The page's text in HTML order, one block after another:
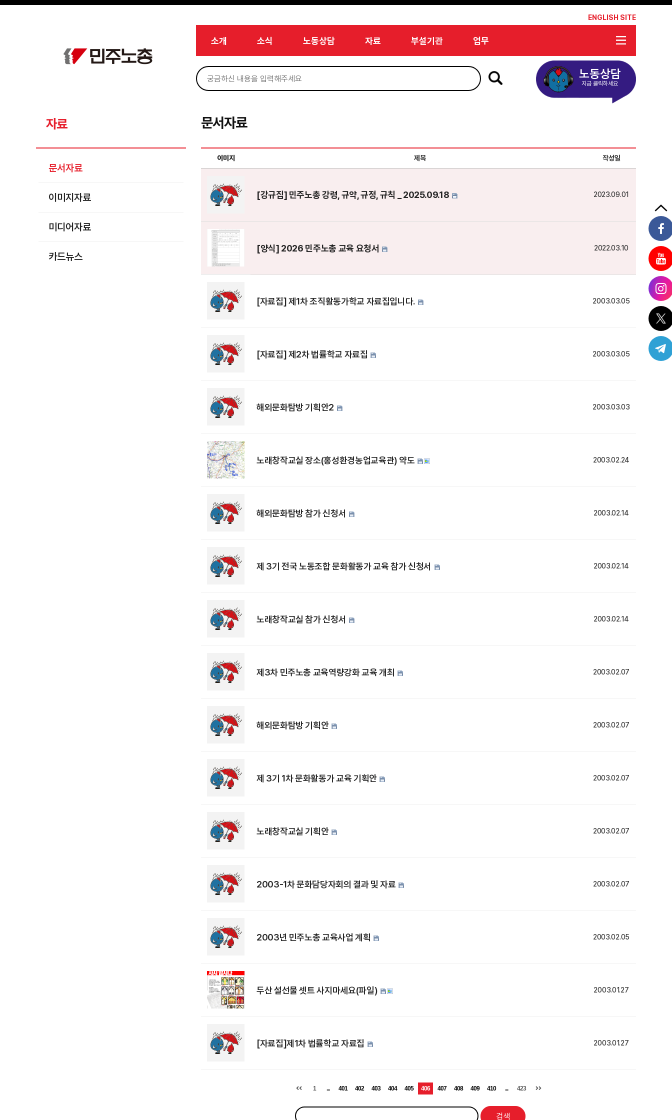
메뉴 건너뛰기
ENGLISH SITE
소개 소식 노동상담 자료 부설기관 업무
노동상담
지금 클릭하세요
자료
문서자료
이미지자료
미디어자료
카드뉴스
문서자료
이미지 제목 작성일
[강규집] 민주노총 강령, 규약, 규정, 규칙 _ 2025.09.18 2023.09.01
[양식] 2026 민주노총 교육 요청서 2022.03.10
[자료집] 제1차 조직활동가학교 자료집입니다. 2003.03.05
[자료집] 제2차 법률학교 자료집 2003.03.05
해외문화탐방 기획안2 2003.03.03
노래창작교실 장소(홍성환경농업교육관) 약도 2003.02.24
해외문화탐방 참가 신청서 2003.02.14
제 3기 전국 노동조합 문화활동가 교육 참가 신청서 2003.02.14
노래창작교실 참가 신청서 2003.02.14
제3차 민주노총 교육역량강화 교육 개최 2003.02.07
해외문화탐방 기획안 2003.02.07
제 3기 1차 문화활동가 교육 기획안 2003.02.07
노래창작교실 기획안 2003.02.07
2003-1차 문화담당자회의 결과 및 자료 2003.02.07
2003년 민주노총 교육사업 계획 2003.02.05
두산 설선물 셋트 사지마세요(파일) 2003.01.27
[자료집]제1차 법률학교 자료집 2003.01.27
1 ... 401 402 403 404 405 406 407 408 409 410 ... 423
검색
Sketchbook5, 스케치북5
Sketchbook5, 스케치북5